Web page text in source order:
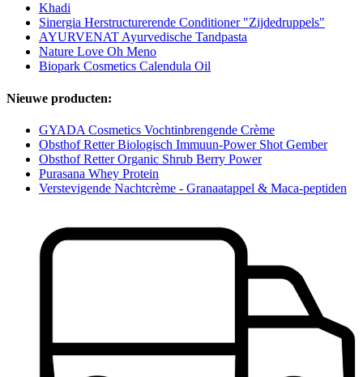
Khadi
Sinergia Herstructurerende Conditioner "Zijdedruppels"
AYURVENAT Ayurvedische Tandpasta
Nature Love Oh Meno
Biopark Cosmetics Calendula Oil
Nieuwe producten:
GYADA Cosmetics Vochtinbrengende Crème
Obsthof Retter Biologisch Immuun-Power Shot Gember
Obsthof Retter Organic Shrub Berry Power
Purasana Whey Protein
Verstevigende Nachtcrème - Granaatappel & Maca-peptiden